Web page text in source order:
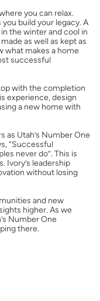
you can relax.
build your legacy. A
the winter and cool in
as well as kept as
what makes a home
successful
with the completion
experience, design
a new home with
as Utah’s Number One
“Successful
never do”. This is
Ivory’s leadership
without losing
and new
higher. As we
Number One
there.